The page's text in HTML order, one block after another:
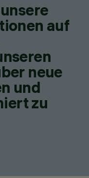
auf
neue
und
zu